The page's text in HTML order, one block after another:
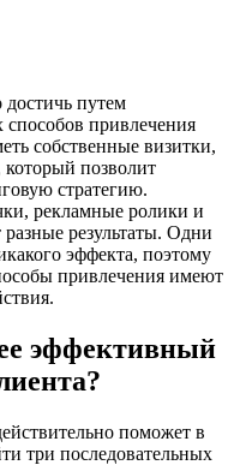
путем
привлечения
собственные визитки,
который позволит
стратегию.
рекламные ролики и
результаты. Одни
эффекта, поэтому
привлечения имеют
эффективный
поможет в
три последовательных